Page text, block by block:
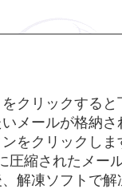
をクリックする
メールが格納
をクリックし
圧縮されたメー
解凍ソフトで